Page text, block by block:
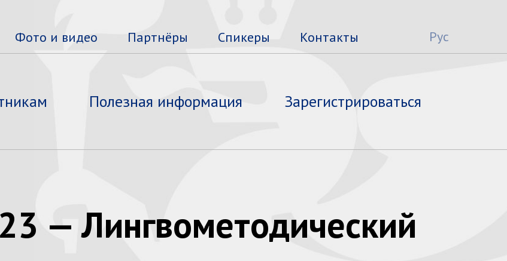
Фото и видео Партнёры Спикеры Контакты Рус
Полезная информация Зарегистрироваться
— Лингвометодический